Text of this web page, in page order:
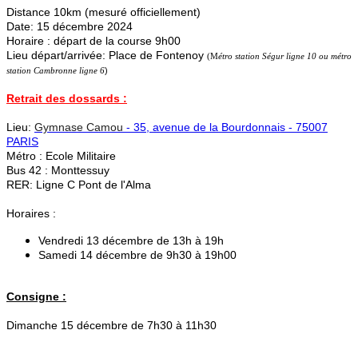
Distance 10km (mesuré officiellement)
Date: 15 décembre 2024
Horaire : départ de la course 9h00
Lieu départ/arrivée: Place de Fontenoy (Métro station Ségur ligne 10 ou métro
station Cambronne ligne 6)
Retrait des dossards :
Lieu: Gymnase Camou - 35, avenue de la Bourdonnais - 75007
PARIS
Métro : Ecole Militaire
Bus 42 : Monttessuy
RER: Ligne C Pont de l'Alma
Horaires :
Vendredi 13 décembre de 13h à 19h
Samedi 14 décembre de 9h30 à 19h00
Consigne :
Dimanche 15 décembre de 7h30 à 11h30